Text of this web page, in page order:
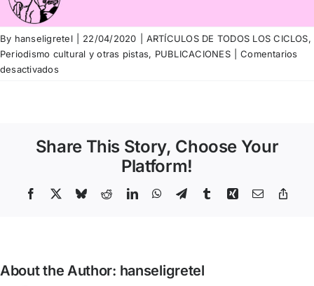
By hanseligretel 22/04/2020 ARTÍCULOS DE TODOS LOS CICLOS,
Periodismo cultural y otras pistas, PUBLICACIONES
Comentarios
desactivadosen
Barcelona,
2020
Share This Story, Choose Your
Platform!
Facebook BlueskyRedditLinkedInWhatsApp
TelegramTumblrXing Email
About the Author: hanseligretel